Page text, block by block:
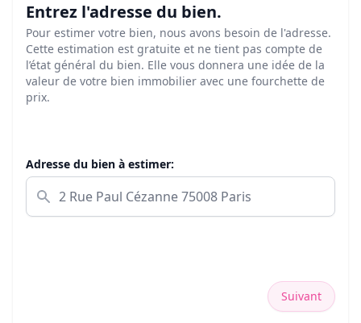
Entrez l'adresse du bien.
Pour estimer votre bien, nous avons besoin de l'adresse.
Cette estimation est gratuite et ne tient pas compte de
l’état général du bien. Elle vous donnera une idée de la
valeur de votre bien immobilier avec une fourchette de
prix.
Adresse du bien à estimer:
Suivant